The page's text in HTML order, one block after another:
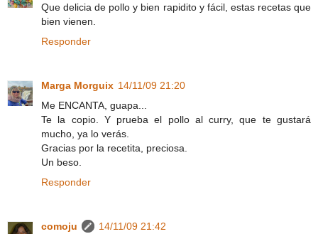
Que delicia de pollo y bien rapidito y fácil, estas recetas que
bien vienen.
Responder
Marga Morguix 14/11/09 21:20
Me ENCANTA, guapa...
Te la copio. Y prueba el pollo al curry, que te gustará
mucho, ya lo verás.
Gracias por la recetita, preciosa.
Un beso.
Responder
comoju
14/11/09 21:42